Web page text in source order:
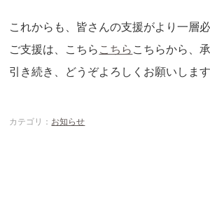
これからも、皆さんの支援がより一層
ご支援は、こちら こちら こちらから、
引き続き、どうぞよろしくお願いします
カテゴリ： お知らせ